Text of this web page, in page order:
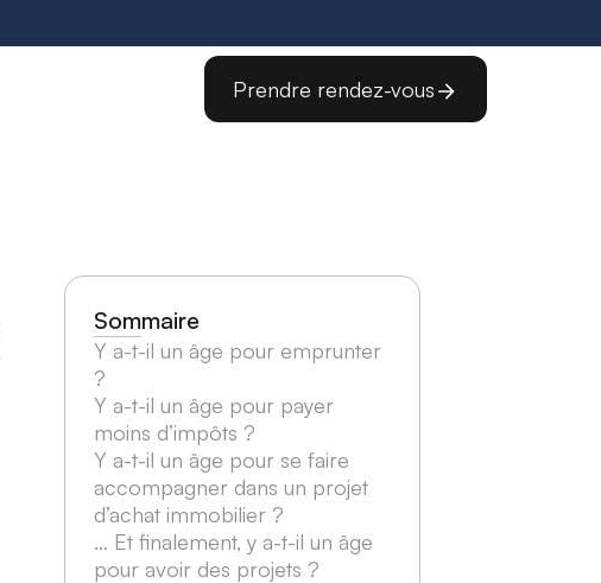
Prendre rendez-vous
Sommaire
Y a-t-il un âge pour emprunter
?
Y a-t-il un âge pour payer
moins d’impôts ?
Y a-t-il un âge pour se faire
accompagner dans un projet
d’achat immobilier ?
… Et finalement, y a-t-il un âge
pour avoir des projets ?